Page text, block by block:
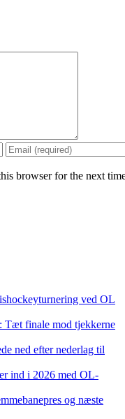
browser for the next
ved OL
Tæt finale mod tjekkerne
ned efter nederlag til
ind i 2026 med OL-
og næste